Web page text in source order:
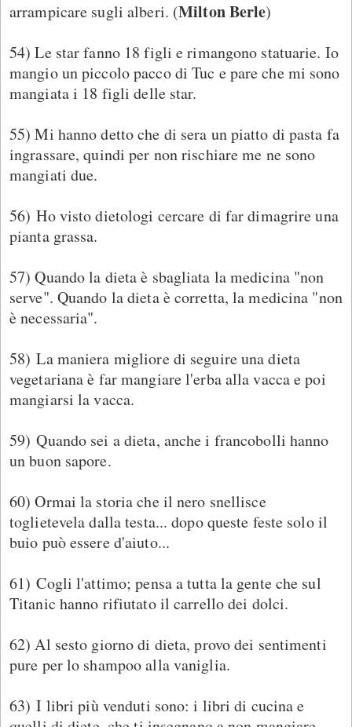
arrampicare sugli alberi. (Milton Berle)
54) Le star fanno 18 figli e rimangono statuarie. Io
mangio un piccolo pacco di Tuc e pare che mi sono
mangiata i 18 figli delle star.
55) Mi hanno detto che di sera un piatto di pasta fa
ingrassare, quindi per non rischiare me ne sono
mangiati due.
56) Ho visto dietologi cercare di far dimagrire una
pianta grassa.
57) Quando la dieta è sbagliata la medicina "non
serve". Quando la dieta è corretta, la medicina "non
è necessaria".
58) La maniera migliore di seguire una dieta
vegetariana è far mangiare l'erba alla vacca e poi
mangiarsi la vacca.
59) Quando sei a dieta, anche i francobolli hanno
un buon sapore.
60) Ormai la storia che il nero snellisce
toglietevela dalla testa... dopo queste feste solo il
buio può essere d'aiuto...
61) Cogli l'attimo; pensa a tutta la gente che sul
Titanic hanno rifiutato il carrello dei dolci.
62) Al sesto giorno di dieta, provo dei sentimenti
pure per lo shampoo alla vaniglia.
63) I libri più venduti sono: i libri di cucina e